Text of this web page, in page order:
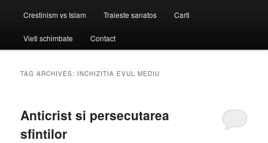
Crestinism vs Islam Traieste sanatos Carti
Vieti schimbate Contact
TAG ARCHIVES: INCHIZITIA EVUL MEDIU
Anticrist si persecutarea
sfintilor